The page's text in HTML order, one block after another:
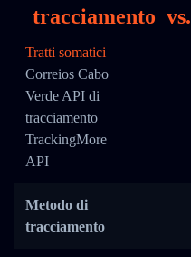
tracciamento vs.
Tratti somatici
Correios Cabo
Verde API di
tracciamento
TrackingMore
API
Metodo di
tracciamento